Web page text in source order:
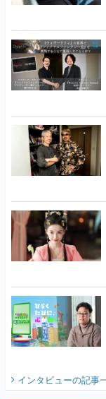
インタビューの記事